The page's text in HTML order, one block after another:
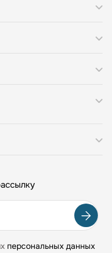
персональных данных